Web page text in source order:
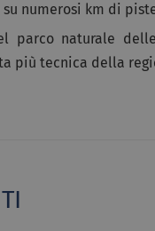
numerosi km di
parco naturale
più tecnica della